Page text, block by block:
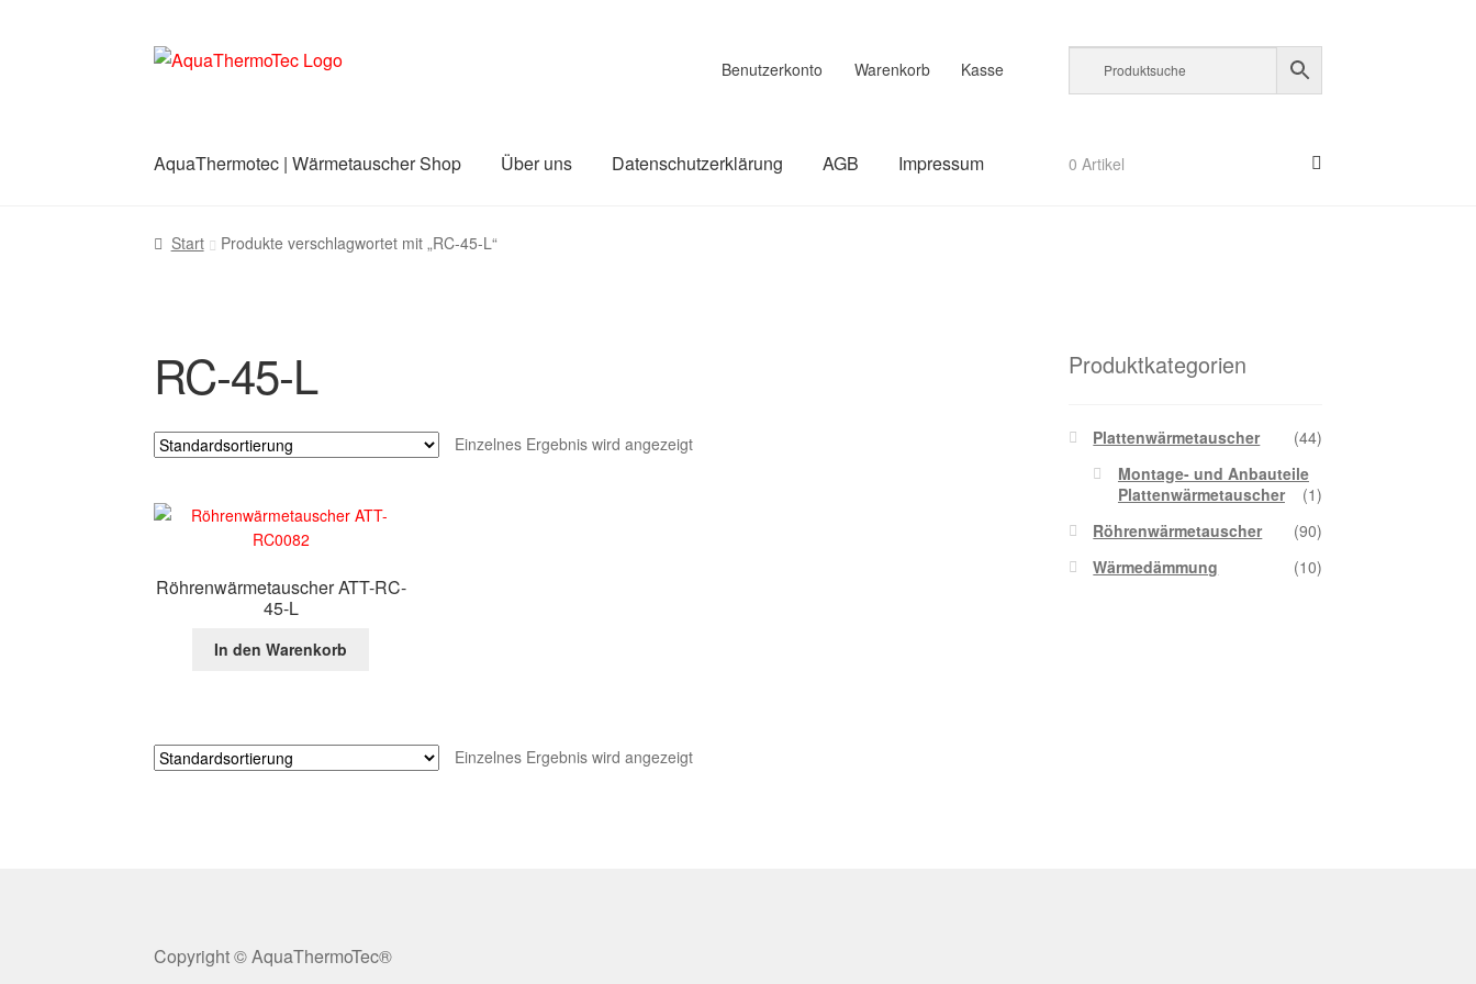
Zur
Zum
Benutzerkonto Warenkorb Kasse
AquaThermotec | Wärmetauscher Shop Über uns Datenschutzerklärung AGB Impressum
Start AGB Benutzerkonto Blog Cookie-Richtlinie
0 Artikel
Start Produkte verschlagwortet mit „RC-45-L“
RC-45-L
Einzelnes Ergebnis wird angezeigt
Röhrenwärmetauscher ATT-RC-
45-L
In den Warenkorb
Einzelnes Ergebnis wird angezeigt
Produktkategorien
Plattenwärmetauscher
(44)
Montage- und Anbauteile
Plattenwärmetauscher
(1)
Röhrenwärmetauscher
(90)
Wärmedämmung
(10)
Copyright © AquaThermoTec®